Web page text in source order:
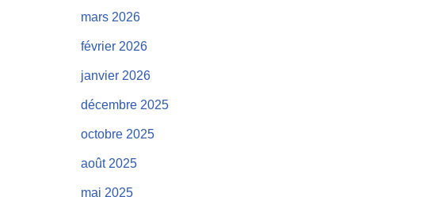
mars 2026
février 2026
janvier 2026
décembre 2025
octobre 2025
août 2025
mai 2025